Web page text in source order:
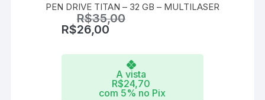
PEN DRIVE TITAN – 32 GB – MULTILASER
R$35,00
R$26,00
A vista
R$24,70
com 5% no Pix